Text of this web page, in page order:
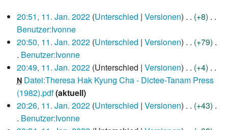
a
r
b
e
i
t
u
n
g
B
e
a
r
b
e
i
t
u
n
e
B
e
a
r
b
e
i
e
i
n
e
B
e
a
r
b
11.
Januar
2022
20:51, 11. Jan. 2022 Unterschied Versionen
+8
Benutzer:Ivonne
K
e
i
n
e
B
e
20:50, 11. Jan. 2022 Unterschied Versionen
+79
Benutzer:Ivonne
K
e
i
n
e
20:49, 11. Jan. 2022 Unterschied Versionen +4
N Datei:Theresa Hak Kyung Cha - Dictee-Tanam Press
(1982).pdf
K
e
aktuell
20:26, 11. Jan. 2022 Unterschied Versionen
+43
Benutzer:Ivonne